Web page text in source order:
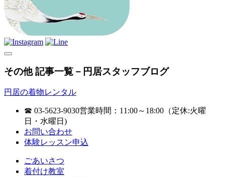
その他 記事一覧－円居スタッフブログ
円居の着物レンタル
☎ 03-5623-9030営業時間：11:00～18:00（定休:火曜
日・水曜日)
お問い合わせ
体験レッスン申込
ごあいさつ
着付け教室